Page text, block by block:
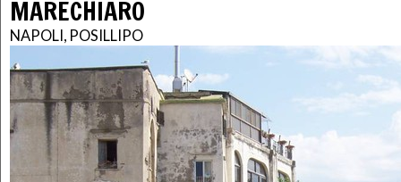
MARECHIARO
NAPOLI, POSILLIPO